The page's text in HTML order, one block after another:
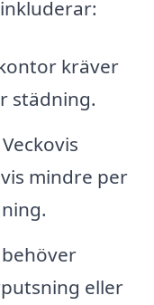
kräver
städning.
mindre per
eller